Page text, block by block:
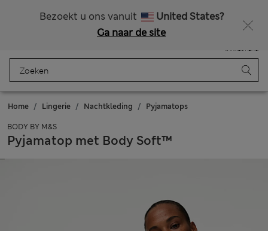
Bezoekt u ons vanuit
United States?
Ga naar de site
Winkelmand
Home Lingerie Nachtkleding Pyjamatops
BODY BY M&S
Pyjamatop met Body Soft™